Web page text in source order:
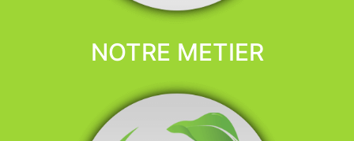
NOTRE METIER